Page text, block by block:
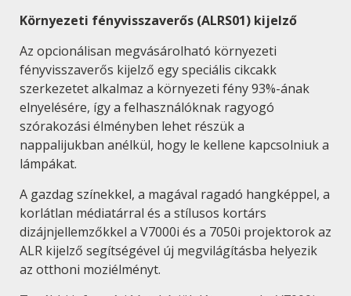
Környezeti fényvisszaverős (ALRS01) kijelző
Az opcionálisan megvásárolható környezeti
fényvisszaverős kijelző egy speciális cikcakk
szerkezetet alkalmaz a környezeti fény 93%-ának
elnyelésére, így a felhasználóknak ragyogó
szórakozási élményben lehet részük a
nappalijukban anélkül, hogy le kellene kapcsolniuk a
lámpákat.
A gazdag színekkel, a magával ragadó hangképpel, a
korlátlan médiatárral és a stílusos kortárs
dizájnjellemzőkkel a V7000i és a 7050i projektorok az
ALR kijelző segítségével új megvilágításba helyezik
az otthoni moziélményt.